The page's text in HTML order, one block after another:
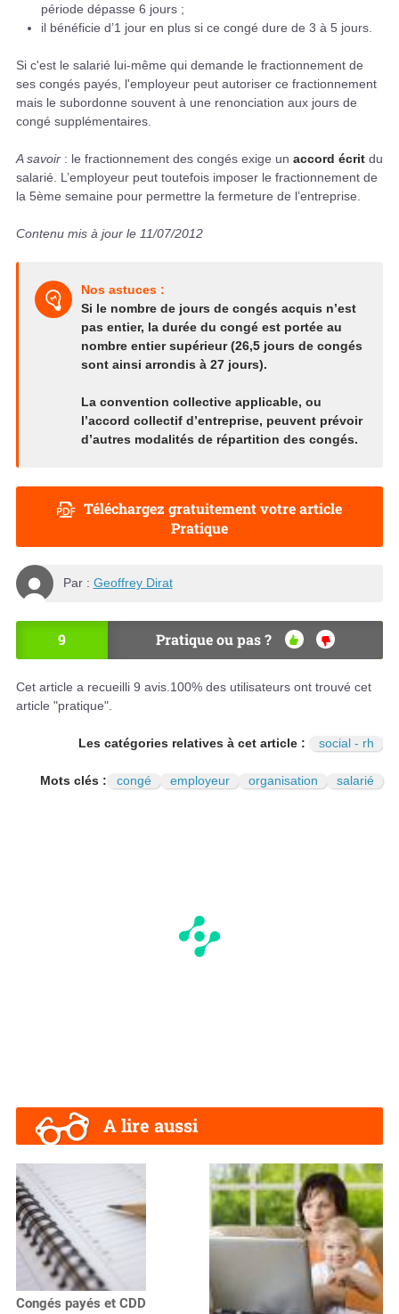
période dépasse 6 jours ;
il bénéficie d’1 jour en plus si ce congé dure de 3 à 5 jours.
Si c'est le salarié lui-même qui demande le fractionnement de
ses congés payés, l'employeur peut autoriser ce fractionnement
mais le subordonne souvent à une renonciation aux jours de
congé supplémentaires.
A savoir : le fractionnement des congés exige un accord écrit du
salarié. L’employeur peut toutefois imposer le fractionnement de
la 5ème semaine pour permettre la fermeture de l’entreprise.
Contenu mis à jour le 11/07/2012
Nos astuces :
Si le nombre de jours de congés acquis n’est
pas entier, la durée du congé est portée au
nombre entier supérieur (26,5 jours de congés
sont ainsi arrondis à 27 jours).
La convention collective applicable, ou
l’accord collectif d’entreprise, peuvent prévoir
d’autres modalités de répartition des congés.
Téléchargez gratuitement votre article
Pratique
Par : Geoffrey Dirat
9 Pratique ou pas ?
OU
NO
N
Cet article a recueilli 9 avis. 100% des utilisateurs ont trouvé cet
article "pratique".
Les catégories relatives à cet article : social - rh
Mots clés : congé employeur organisation salarié
A lire aussi
Congés payés et CDD